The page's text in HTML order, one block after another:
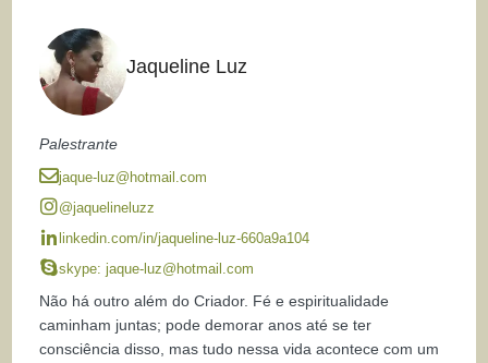
Jaqueline Luz
Palestrante
jaque-luz@hotmail.com
@jaquelineluzz
linkedin.com/in/jaqueline-luz-660a9a104
skype:jaque-luz@hotmail.com
Não há outro além do Criador. Fé e espiritualidade
caminham juntas; pode demorar anos até se ter
consciência disso, mas tudo nessa vida acontece com um